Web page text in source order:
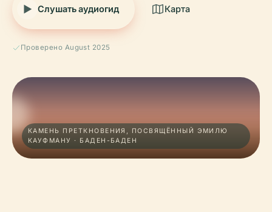
Слушать аудиогид Карта
Проверено August 2025
КАМЕНЬ ПРЕТКНОВЕНИЯ, ПОСВЯЩЁННЫЙ ЭМИЛЮ
КАУФМАНУ · БАДЕН-БАДЕН